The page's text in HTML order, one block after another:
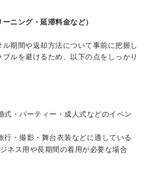
ニング・延滞料金など）
期間や返却方法について事前に把握し
ルを避けるため、以下の点をしっかり
式・パーティー・成人式などのイベン
行・撮影・舞台衣装などに適している
ジネス用や長期間の着用が必要な場合